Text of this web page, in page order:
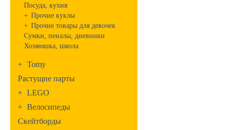
Посуда, кухня
+ Прочие куклы
+ Прочие товары для девочек
Сумки, пеналы, дневники
Хозяюшка, школа
+ Tomy
Растущие парты
+ LEGO
+ Велосипеды
Скейтборды